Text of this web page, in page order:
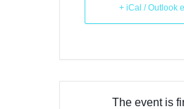
+ iCal / Outlook
The event is